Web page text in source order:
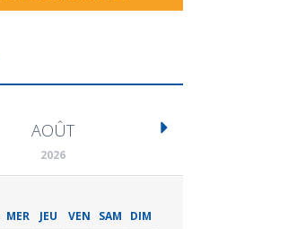
AOÛT
2026
MER JEU VEN SAM DIM